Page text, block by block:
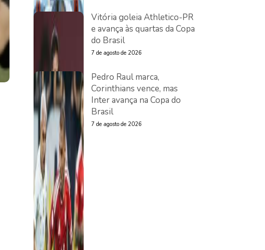
Vitória goleia Athletico-PR
e avança às quartas da Copa
do Brasil
7 de agosto de 2026
Pedro Raul marca,
Corinthians vence, mas
Inter avança na Copa do
Brasil
7 de agosto de 2026